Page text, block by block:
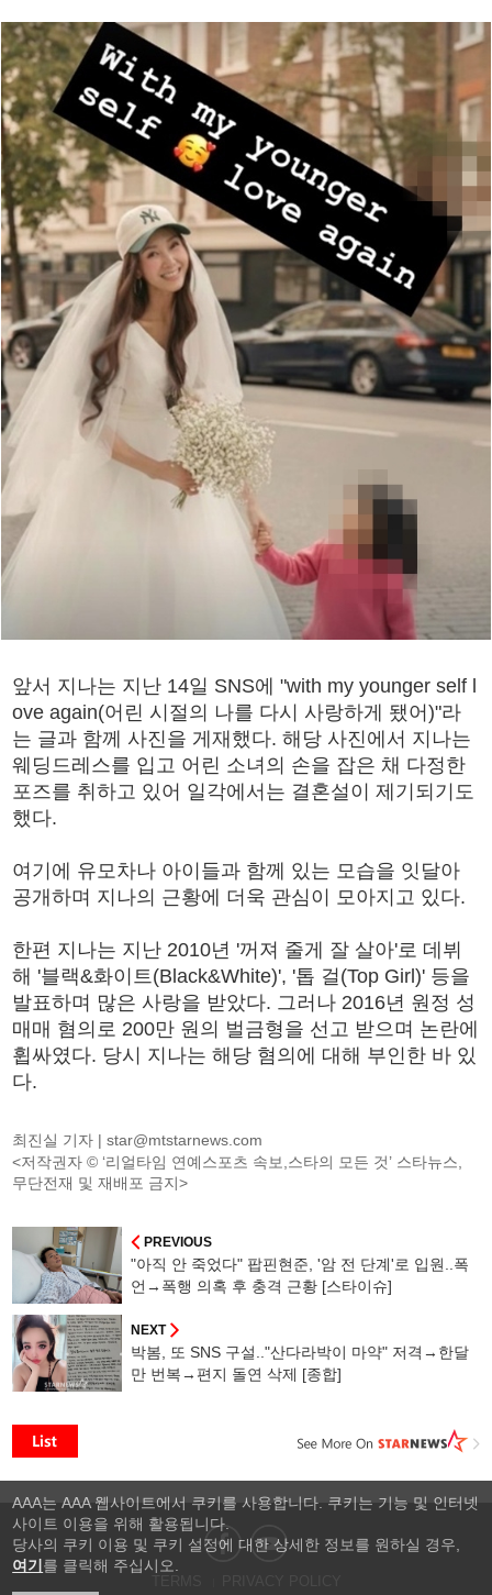
앞서 지나는 지난 14일 SNS에 "with my younger self l
ove again(어린 시절의 나를 다시 사랑하게 됐어)"라
는 글과 함께 사진을 게재했다. 해당 사진에서 지나는
웨딩드레스를 입고 어린 소녀의 손을 잡은 채 다정한
포즈를 취하고 있어 일각에서는 결혼설이 제기되기도
했다.
여기에 유모차나 아이들과 함께 있는 모습을 잇달아
공개하며 지나의 근황에 더욱 관심이 모아지고 있다.
한편 지나는 지난 2010년 '꺼져 줄게 잘 살아'로 데뷔
해 '블랙&화이트(Black&White)', '톱 걸(Top Girl)' 등을
발표하며 많은 사랑을 받았다. 그러나 2016년 원정 성
매매 혐의로 200만 원의 벌금형을 선고 받으며 논란에
휩싸였다. 당시 지나는 해당 혐의에 대해 부인한 바 있
다.
최진실 기자 |star@mtstarnews.com
<저작권자 © ‘리얼타임 연예스포츠 속보,스타의 모든 것’ 스타뉴스,
무단전재 및 재배포 금지>
PREVIOUS
"아직 안 죽었다" 팝핀현준, '암 전 단계'로 입원..폭
언→폭행 의혹 후 충격 근황 [스타이슈]
NEXT
박봄, 또 SNS 구설.."산다라박이 마약" 저격→한달
만 번복→편지 돌연 삭제 [종합]
AAA는 AAA 웹사이트에서 쿠키를 사용합니다. 쿠키는 기능 및 인터넷
사이트 이용을 위해 활용됩니다.
당사의 쿠키 이용 및 쿠키 설정에 대한 상세한 정보를 원하실 경우,
여기 를 클릭해 주십시오.